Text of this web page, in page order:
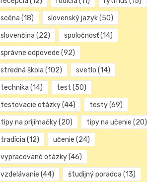
scéna (18) slovenský jazyk(50)
slovenčina (22) spoločnosť(14)
správne odpovede (92)
stredná škola (102) svetlo (14)
technika (14) test (50)
testovacie otázky(44) testy(69)
tipy na prijímačky(20) tipy na učenie (20)
tradícia (12) učenie (24)
vypracované otázky(46)
vzdelávanie (44) študijný poradca (13)